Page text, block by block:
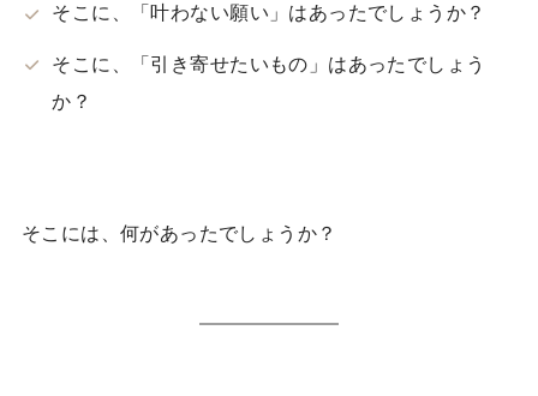
そこに、「叶わない願い」はあったでしょうか？
そこに、「引き寄せたいもの」はあったでしょう
か？
そこには、何があったでしょうか？